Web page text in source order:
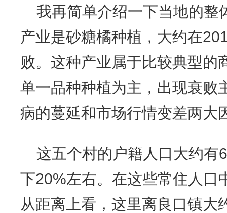
我再简单介绍一下当地的整
产业是砂糖橘种植，大约在
败。这种产业属于比较典型的
单一品种种植为主，出现衰败
病的蔓延和市场行情变差两大
这五个村的户籍人口大约有
下20%左右。在这些常住人口
从距离上看，这里离良口镇大